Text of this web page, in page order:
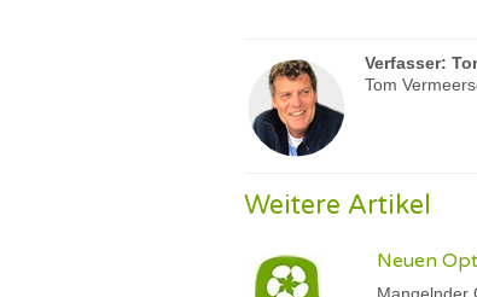
Verfasser:
Tom
Weitere Artikel
Neuen